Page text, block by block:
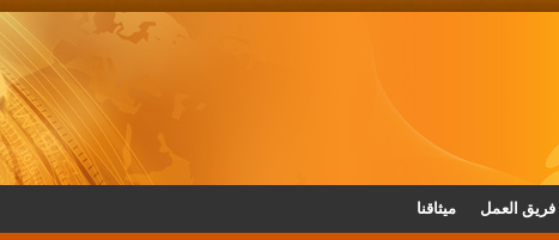
ميثاقنا فريق العمل